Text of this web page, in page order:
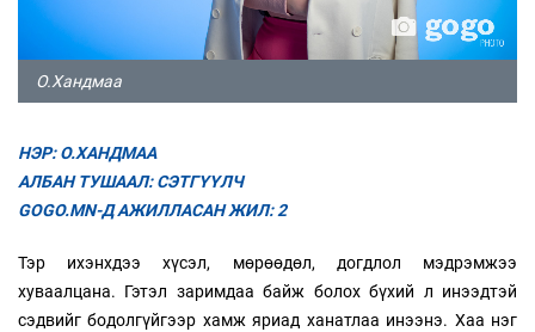
О.Хандмаа
НЭР: О.ХАНДМАА
АЛБАН ТУШААЛ: СЭТГҮҮЛЧ
GOGO.MN-Д АЖИЛЛАСАН ЖИЛ: 2
Тэр ихэнхдээ хүсэл, мөрөөдөл, догдлол мэдрэмжээ
хуваалцана. Гэтэл заримдаа байж болох бүхий л инээдтэй
сэдвийг бодолгүйгээр хамж яриад ханатлаа инээнэ. Хаа нэг